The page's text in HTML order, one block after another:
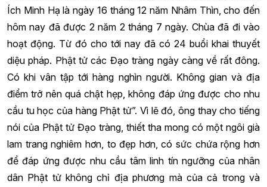
Ích Minh Hạ là ngày 16 tháng 12 năm Nhâm Thìn, cho đến
hôm nay đã được 2 năm 2 tháng 7 ngày. Chùa đã đi vào
hoạt động. Từ đó cho tới nay đã có 24 buổi khai thuyết
diệu pháp. Phật tử các Đạo tràng ngày càng về rất đông.
Có khi vân tập tới hàng nghìn người. Không gian và địa
điểm trở nên quá chật hẹp, không đáp ứng được cho nhu
cầu tu học của hàng Phật tử”. Vì lẽ đó, ông thay cho tiếng
nói của Phật tử Đạo tràng, thiết tha mong có một ngôi già
lam trang nghiêm hơn, to đẹp hơn, có sức chứa rộng hơn
để đáp ứng được nhu cầu tâm linh tín ngưỡng của nhân
dân Phật tử không chỉ địa phương mà của cả trong và